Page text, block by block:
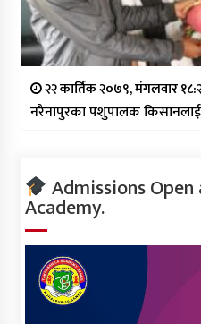
२२ कार्तिक २०७९, मंगलवार
नरैनापुरका पशुपालक
Admissions
Academy.